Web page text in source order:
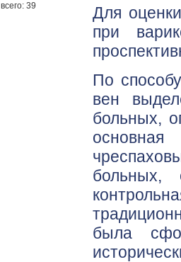
всего: 39
Для
при
По
вен
больных,
больных,
была